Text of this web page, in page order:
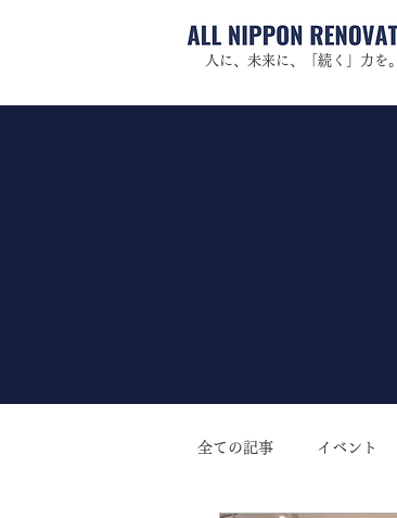
人に、未来に、「続く」力を。
全ての記事 イベント